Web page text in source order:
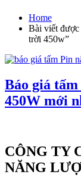
Home
Bài viết được
trời 450w”
Báo giá
450W mới
CÔNG TY
NĂNG